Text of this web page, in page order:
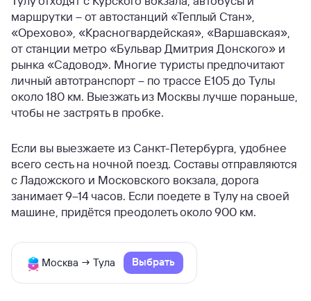
маршрутки – от автостанций «Теплый Стан»,
«Орехово», «Красногвардейская», «Варшавская»,
от станции метро «Бульвар Дмитрия Донского» и
рынка «Садовод». Многие туристы предпочитают
личный автотранспорт – по трассе Е105 до Тулы
около 180 км. Выезжать из Москвы лучше пораньше,
чтобы не застрять в пробке.
Если вы выезжаете из Санкт-Петербурга, удобнее
всего сесть на ночной поезд. Составы отправляются
с Ладожского и Московского вокзала, дорога
занимает 9–14 часов. Если поедете в Тулу на своей
машине, придётся преодолеть около 900 км.
Москва → Тула Выбрать